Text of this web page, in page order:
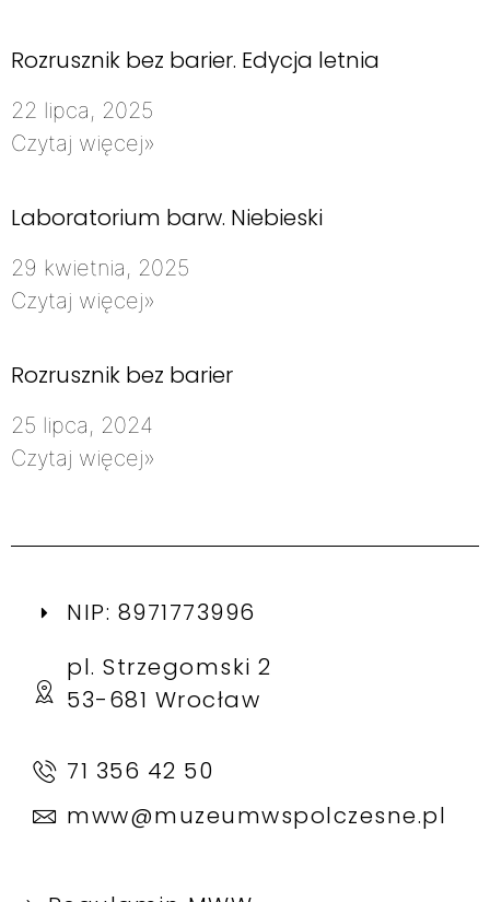
Rozrusznik bez barier. Edycja letnia
22 lipca, 2025
Czytaj więcej»
Laboratorium barw. Niebieski
29 kwietnia, 2025
Czytaj więcej»
Rozrusznik bez barier
25 lipca, 2024
Czytaj więcej»
NIP: 8971773996
pl. Strzegomski 2
53-681 Wrocław
71 356 42 50
mww@muzeumwspolczesne.pl